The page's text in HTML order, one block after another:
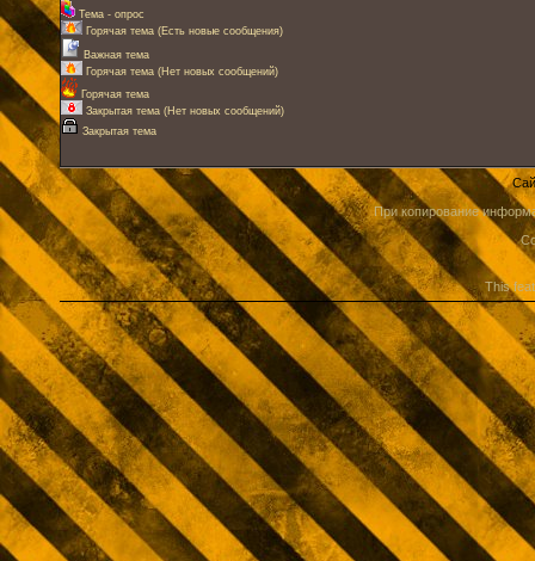
Тема - опрос
Горячая тема (Есть новые сообщения)
Важная тема
Горячая тема (Нет новых сообщений)
Горячая тема
Закрытая тема (Нет новых сообщений)
Закрытая тема
При копирование
This